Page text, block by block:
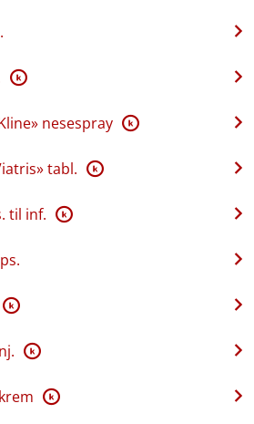
K
nesespray K
tabl. K
til inf. K
K
K
K